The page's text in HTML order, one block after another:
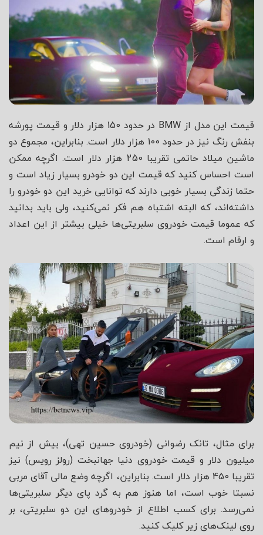
قیمت این مدل از BMW در حدود 150 هزار دلار و قیمت پورشه
بنفش رنگ نیز در حدود 100 هزار دلار است. بنابراین، مجموع دو
ماشین میلاد حاتمی تقریبا 250 هزار دلار است. اگرچه ممکن
است احساس کنید که قیمت این دو خودرو بسیار زیاد است و
حتما زندگی بسیار خوبی دارند که توانایی خرید این دو خودرو را
داشته‌اند، که البته اشتباه هم فکر نمی‌کنید، ولی باید بدانید
که عموما قیمت خودروی سلبریتی‌ها خیلی بیشتر از این اعداد
و ارقام است.
برای مثال، تانک رضوانی (خودروی حسین تهی)، بیش از نیم
میلیون دلار و قیمت خودروی دنیا جهانبخت (رولز رویس) نیز
تقریبا 450 هزار دلار است. بنابراین، اگرچه وضع مالی آقای مربی
نسبتا خوب است، اما هنوز هم به گرد پای دیگر سلبریتی‌ها
نمی‌رسد. برای کسب اطلاع از خودروهای این دو سلبریتی، بر
روی لینک‌های زیر کلیک کنید.